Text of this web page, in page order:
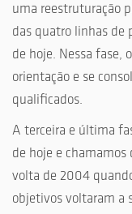
uma reestruturação
das quatro linhas de
de hoje. Nessa fase,
orientação e se
qualificados.
A terceira e última
de hoje e
volta de 2004
objetivos voltaram a